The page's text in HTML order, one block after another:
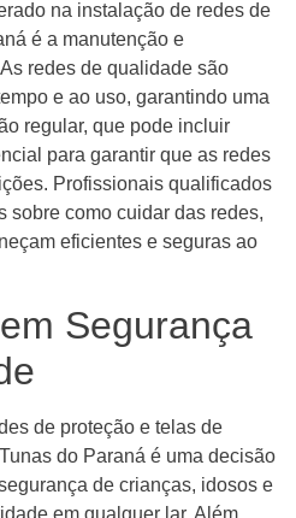
na instalação de redes de
é a manutenção e
redes de qualidade são
e ao uso, garantindo uma
regular, que pode incluir
para garantir que as redes
Profissionais qualificados
sobre como cuidar das redes,
eficientes e seguras ao
Segurança
de proteção e telas de
do Paraná é uma decisão
de crianças, idosos e